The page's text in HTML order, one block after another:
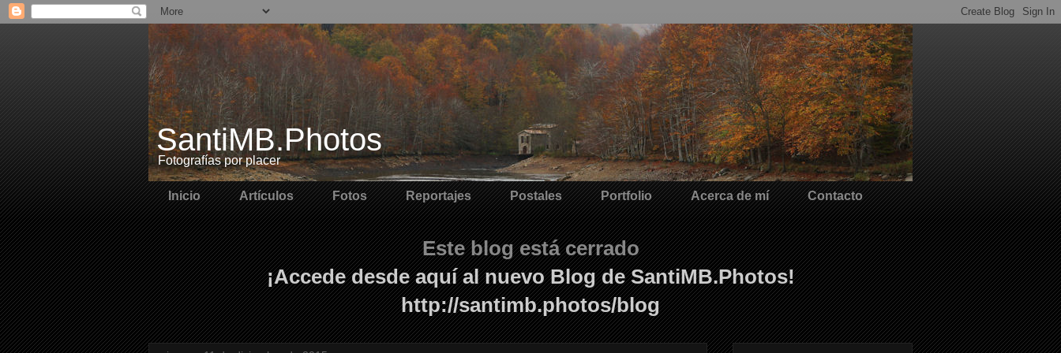
SantiMB.Photos
Fotografías por placer
Inicio Artículos Fotos Reportajes Postales Portfolio Acerca de mí Contacto
Este blog está cerrado
¡Accede desde aquí al nuevo Blog de SantiMB.Photos!
http://santimb.photos/blog